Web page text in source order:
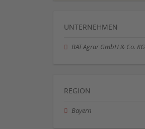
UNTERNEHMEN
BAT Agrar GmbH & Co. KG
REGION
Bayern